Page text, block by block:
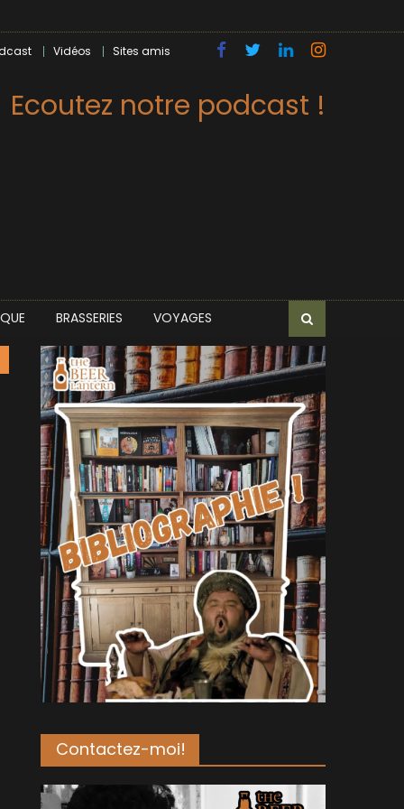
Vidéos Sites amis
Ecoutez notre podcast !
BRASSERIES VOYAGES
Contactez-moi!